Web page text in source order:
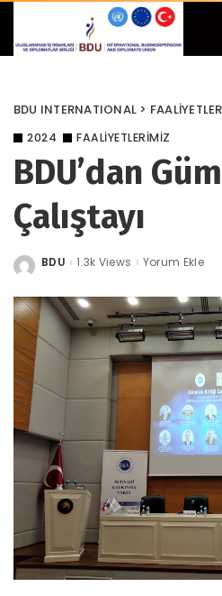
BDU INTERNATIONAL >
2024 FAALİYETLERİMİZ
BDU’dan
Çalıştayı
Posted
BDU 1.3k Views Yorum Ekle